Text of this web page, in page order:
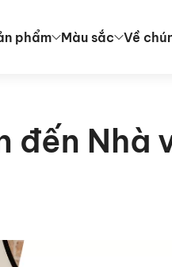
phẩm Màu sắc Về
đến Nhà